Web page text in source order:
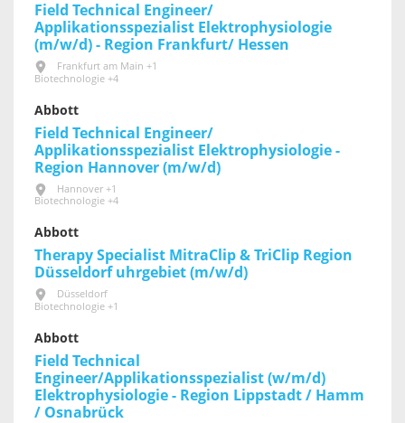
Field Technical Engineer/
Applikationsspezialist Elektrophysiologie
(m/w/d) - Region Frankfurt/ Hessen
Frankfurt am Main +1
Biotechnologie +4
Abbott
Field Technical Engineer/
Applikationsspezialist Elektrophysiologie -
Region Hannover (m/w/d)
Hannover +1
Biotechnologie +4
Abbott
Therapy Specialist MitraClip & TriClip Region
Düsseldorf uhrgebiet (m/w/d)
Düsseldorf
Biotechnologie +1
Abbott
Field Technical
Engineer/Applikationsspezialist (w/m/d)
Elektrophysiologie - Region Lippstadt / Hamm
/ Osnabrück